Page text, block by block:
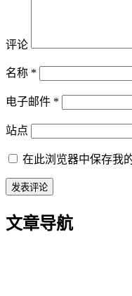
评论
名称 *
电子邮件 *
站点
在此浏览器中保存我
文章导航